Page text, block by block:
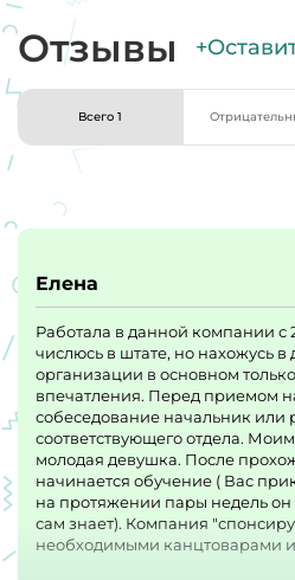
Отзывы
Всего 1
Елена
Работала в данной компании с
числюсь в штате, но нахожусь в
организации в основном
впечатления. Перед приемом
собеседование начальник или
соответствующего отдела.
молодая девушка. После
начинается обучение ( Вас
на протяжении пары недель он
сам знает). Компания
необходимыми канцтоварами